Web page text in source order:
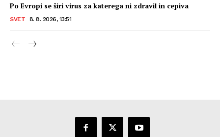
Po Evropi se širi virus za katerega ni zdravil in cepiva
SVET 8. 8. 2026, 13:51